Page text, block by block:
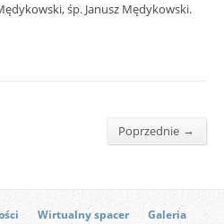
śp. Janusz Mędykowski.
Poprzednie →
Wirtualny spacer
Galeria